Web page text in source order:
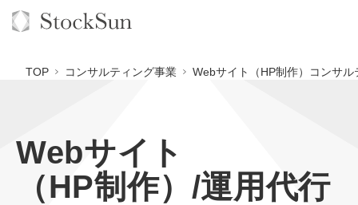
オーダーメイド支援
TOP
BPO支援
TOP コンサルティング事業 Webサイト（HP制作）コンサ
Webサイト
（HP制作）/運用代行